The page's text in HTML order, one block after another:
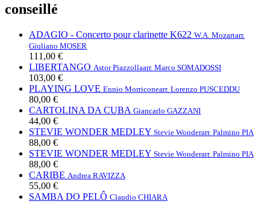
conseillé
ADAGIO - Concerto pour clarinette K622 W.A. Mozartarr.
Giuliano MOSER
111,00 €
LIBERTANGO Astor Piazzollaarr. Marco SOMADOSSI
103,00 €
PLAYING LOVE Ennio Morriconearr. Lorenzo PUSCEDDU
80,00 €
CARTOLINA DA CUBA Giancarlo GAZZANI
44,00 €
STEVIE WONDER MEDLEY Stevie Wonderarr. Palmino PIA
88,00 €
STEVIE WONDER MEDLEY Stevie Wonderarr. Palmino PIA
88,00 €
CARIBE Andrea RAVIZZA
55,00 €
SAMBA DO PELÔ Claudio CHIARA